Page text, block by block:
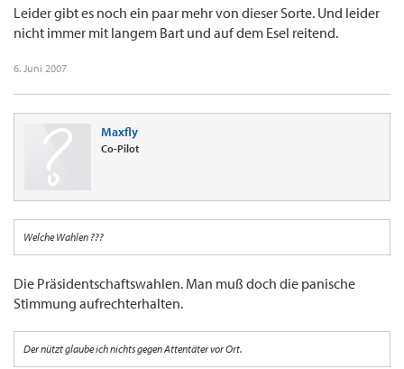
Leider gibt es noch ein paar mehr von dieser Sorte. Und leider
nicht immer mit langem Bart und auf dem Esel reitend.
6. Juni 2007
Maxfly
Co-Pilot
Welche Wahlen ???
Die Präsidentschaftswahlen. Man muß doch die panische
Stimmung aufrechterhalten.
Der nützt glaube ich nichts gegen Attentäter vor Ort.